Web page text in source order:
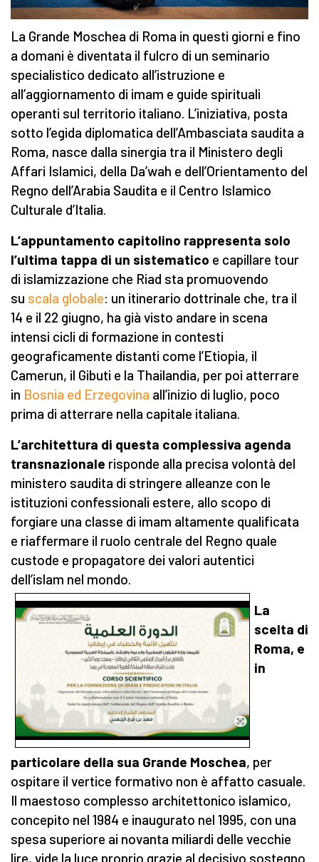
La Grande Moschea di Roma in questi giorni e fino
a domani è diventata il fulcro di un seminario
specialistico dedicato all’istruzione e
all’aggiornamento di imam e guide spirituali
operanti sul territorio italiano. L’iniziativa, posta
sotto l’egida diplomatica dell’Ambasciata saudita a
Roma, nasce dalla sinergia tra il Ministero degli
Affari Islamici, della Da’wah e dell’Orientamento del
Regno dell’Arabia Saudita e il Centro Islamico
Culturale d’Italia.
L’appuntamento capitolino rappresenta solo
l’ultima tappa di un sistematico e capillare tour
di islamizzazione che Riad sta promuovendo
su scala globale: un itinerario dottrinale che, tra il
14 e il 22 giugno, ha già visto andare in scena
intensi cicli di formazione in contesti
geograficamente distanti come l’Etiopia, il
Camerun, il Gibuti e la Thailandia, per poi atterrare
in Bosnia ed Erzegovina all’inizio di luglio, poco
prima di atterrare nella capitale italiana.
L’architettura di questa complessiva agenda
transnazionale risponde alla precisa volontà del
ministero saudita di stringere alleanze con le
istituzioni confessionali estere, allo scopo di
forgiare una classe di imam altamente qualificata
e riaffermare il ruolo centrale del Regno quale
custode e propagatore dei valori autentici
dell’islam nel mondo.
La
scelta di
Roma, e
in
particolare della sua Grande Moschea, per
ospitare il vertice formativo non è affatto casuale.
Il maestoso complesso architettonico islamico,
concepito nel 1984 e inaugurato nel 1995, con una
spesa superiore ai novanta miliardi delle vecchie
lire, vide la luce proprio grazie al decisivo sostegno